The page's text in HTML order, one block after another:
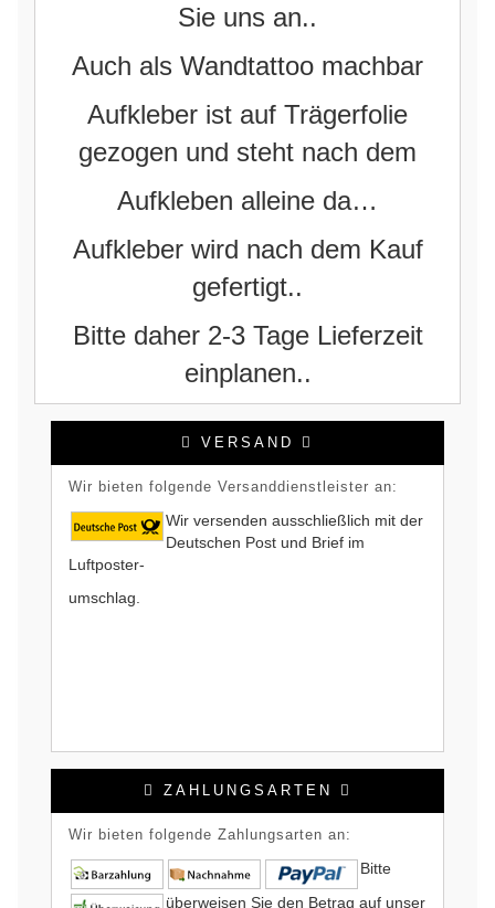
Sie uns an..
Auch als Wandtattoo machbar
Aufkleber ist auf Trägerfolie
gezogen und steht nach dem
Aufkleben alleine da…
Aufkleber wird nach dem Kauf
gefertigt..
Bitte daher 2-3 Tage Lieferzeit
einplanen..
VERSAND
Wir bieten folgende Versanddienstleister an:
Wir versenden ausschließlich mit der
Deutschen Post und Brief im
Luftposter-
umschlag.
ZAHLUNGSARTEN
Wir bieten folgende Zahlungsarten an:
Bitte
überweisen Sie den Betrag auf unser